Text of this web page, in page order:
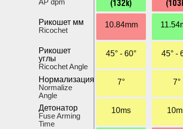
Рикошет мм
Ricochet
Рикошет
углы
Ricochet Angle
Нормализация
Normalize
Angle
Детонатор
Fuse Arming
Time
10.84mm
45° - 60°
7°
10ms
45° -
7°